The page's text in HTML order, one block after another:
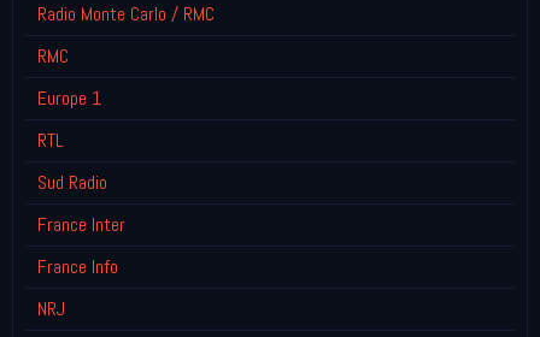
Radio Monte Carlo / RMC
RMC
Europe 1
RTL
Sud Radio
France Inter
France Info
NRJ